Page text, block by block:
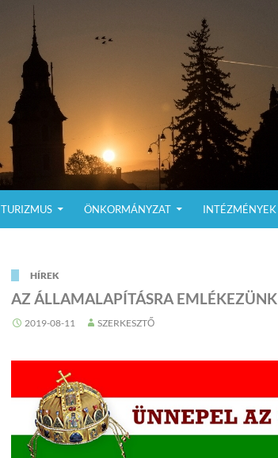
TURIZMUS ÖNKORMÁNYZAT INTÉZMÉNYEK
HÍREK
AZ ÁLLAMALAPÍTÁSRA EMLÉKEZÜNK
2019-08-11 SZERKESZTŐ